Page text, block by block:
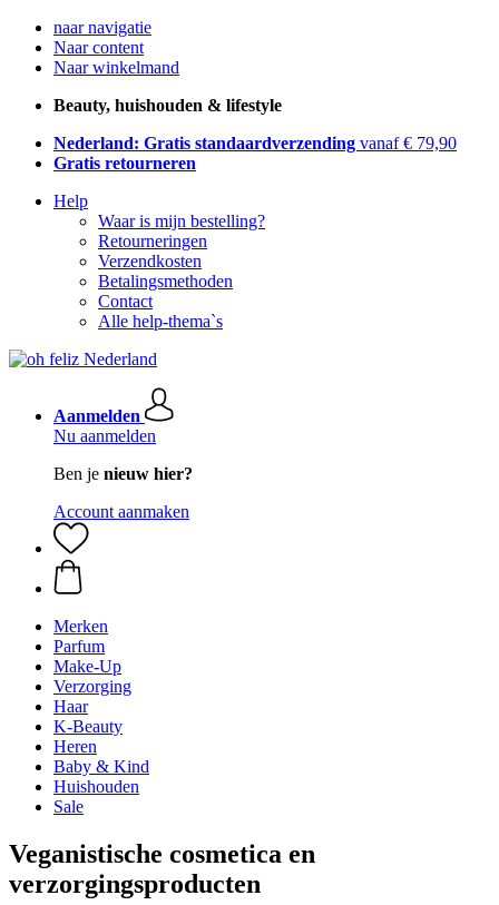
naar navigatie
Naar content
Naar winkelmand
Beauty, huishouden & lifestyle
Nederland: Gratis standaardverzending vanaf € 79,90
Gratis retourneren
Help
Waar is mijn bestelling?
Retourneringen
Verzendkosten
Betalingsmethoden
Contact
Alle help-thema`s
Aanmelden
Nu aanmelden
Ben je nieuw hier?
Account aanmaken
Merken
Parfum
Make-Up
Verzorging
Haar
K-Beauty
Heren
Baby & Kind
Huishouden
Sale
Veganistische cosmetica en
verzorgingsproducten